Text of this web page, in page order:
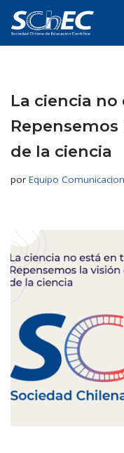
Saltar
La ciencia
de la ciencia
por Equipo